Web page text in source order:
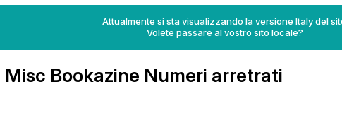
Attualmente si sta visualizzando la versione Italy del
Volete passare al vostro sito locale?
Misc Bookazine Numeri arretrati